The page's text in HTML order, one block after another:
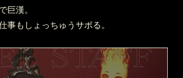
巨漢。
事もしょっちゅうサボる。